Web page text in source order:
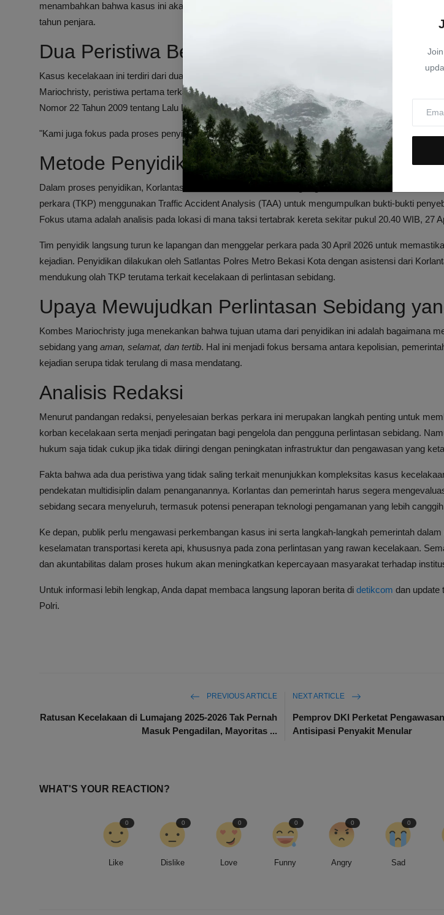
menambahkan bahwa kasus ini akan disidangkan di Pengadilan Negeri Bekasi Kota mengingat
tahun penjara.
Dua Peristiwa Berbeda dalam Kecelakaan
Kasus kecelakaan ini terdiri dari dua peristiwa terpisah yang masing-masing dijerat dengan pasal
Mariochristy, peristiwa pertama terkait kecelakaan lalu lintas di perlintasan sebidang yang
Nomor 22 Tahun 2009 tentang Lalu Lintas dan Angkutan Jalan, sedangkan peristiwa kedua masuk
"Kami juga fokus pada proses penyidikan dan memastikan kedua peristiwa ini tidak saling berkaitan,"
Metode Penyidikan dan Temuan Lapangan
Dalam proses penyidikan, Korlantas Polri memanfaatkan teknologi digitalisasi ETLE dan melakukan
perkara (TKP) menggunakan Traffic Accident Analysis (TAA) untuk mengumpulkan bukti-bukti
Fokus utama adalah analisis pada lokasi di mana taksi tertabrak kereta sekitar pukul 20.40 WIB, 27
Tim penyidik langsung turun ke lapangan dan menggelar perkara pada 30 April 2026 untuk
kejadian. Penyidikan dilakukan oleh Satlantas Polres Metro Bekasi Kota dengan asistensi dari
mendukung olah TKP terutama terkait kecelakaan di perlintasan sebidang.
Upaya Mewujudkan Perlintasan Sebidang
Kombes Mariochristy juga menekankan bahwa tujuan utama dari penyidikan ini adalah bagaimana
sebidang yang aman, selamat, dan tertib. Hal ini menjadi fokus bersama antara kepolisian,
kejadian serupa tidak terulang di masa mendatang.
Analisis Redaksi
Menurut pandangan redaksi, penyelesaian berkas perkara ini merupakan langkah penting untuk
korban kecelakaan serta menjadi peringatan bagi pengelola dan pengguna perlintasan sebidang.
hukum saja tidak cukup jika tidak diiringi dengan peningkatan infrastruktur dan pengawasan yang
Fakta bahwa ada dua peristiwa yang tidak saling terkait menunjukkan kompleksitas kasus
pendekatan multidisiplin dalam penanganannya. Korlantas dan pemerintah harus segera
sebidang secara menyeluruh, termasuk potensi penerapan teknologi pengamanan yang lebih
Ke depan, publik perlu mengawasi perkembangan kasus ini serta langkah-langkah pemerintah
keselamatan transportasi kereta api, khususnya pada zona perlintasan yang rawan kecelakaan.
dan akuntabilitas dalam proses hukum akan meningkatkan kepercayaan masyarakat terhadap
Untuk informasi lebih lengkap, Anda dapat membaca langsung laporan berita di detikcom dan update
Polri.
PREVIOUS ARTICLE
Ratusan Kecelakaan di Lumajang 2025-2026 Tak Pernah
Masuk Pengadilan, Mayoritas ...
NEXT ARTICLE
Pemprov DKI Perketat
Antisipasi Penyakit Menular
WHAT'S YOUR REACTION?
Like
0
Dislike
0
Love
0
Funny
0
Angry
0
Sad
0